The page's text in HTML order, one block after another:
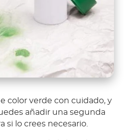
color verde con cuidado, y
añadir una segunda
si lo crees necesario.